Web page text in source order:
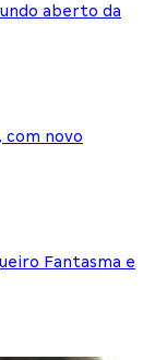
aberto da
com novo
Fantasma e